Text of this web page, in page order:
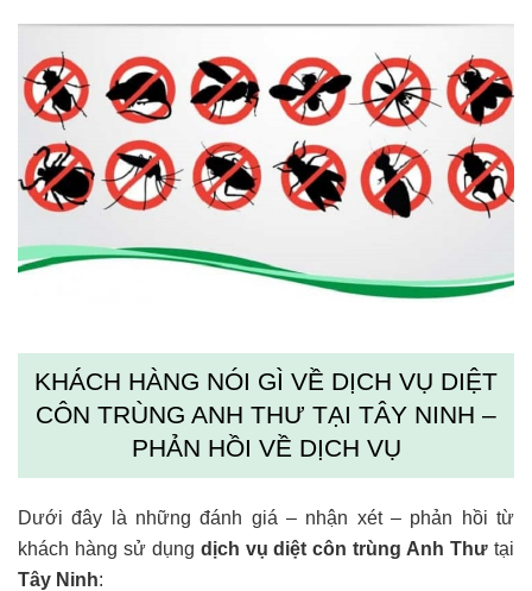
KHÁCH HÀNG NÓI GÌ VỀ DỊCH VỤ DIỆT
CÔN TRÙNG ANH THƯ TẠI TÂY NINH –
PHẢN HỒI VỀ DỊCH VỤ
Dưới đây là những đánh giá – nhận xét – phản hồi từ
khách hàng sử dụng dịch vụ diệt côn trùng Anh Thư tại
Tây Ninh: